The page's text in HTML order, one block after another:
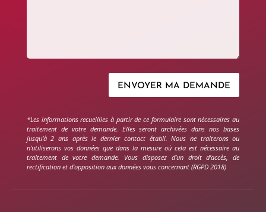
ENVOYER MA DEMANDE
*Les informations recueillies à partir de ce formulaire sont nécessaires au
traitement de votre demande. Elles seront archivées dans nos bases
jusqu’à 2 ans après le dernier contact établi. Nous ne traiterons ou
n’utiliserons vos données que dans la mesure où cela est nécessaire au
traitement de votre demande. Vous disposez d’un droit d’accès, de
rectification et d’opposition aux données vous concernant (RGPD 2018)